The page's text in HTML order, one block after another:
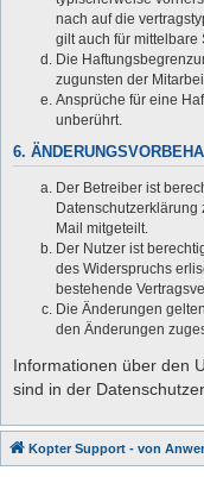
nach auf die
gilt auch für mittelbare
Die
zugunsten der
Ansprüche für eine
unberührt.
6.
Der Betreiber ist
Mail mitgeteilt.
Der Nutzer ist
des Widerspruchs
bestehende
Die Änderungen
den Änderungen
Informationen über den
sind in der
Kopter Support - von